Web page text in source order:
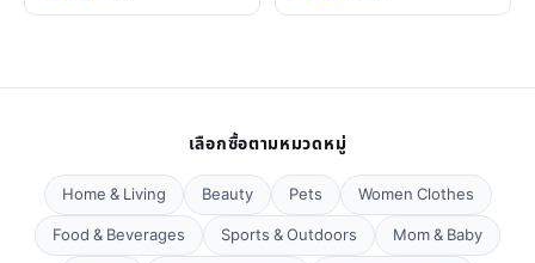
เลือกซื้อตามหมวดหมู่
Home & Living Beauty Pets
Women Clothes
Food & Beverages
Sports & Outdoors
Mom & Baby